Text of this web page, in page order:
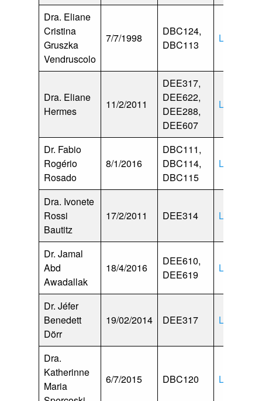
Dra. Eliane
Cristina
Gruszka
Vendruscolo
7/7/1998
DBC124,
DBC113
Lattes
Dra. Eliane
Hermes
11/2/2011
DEE317,
DEE622,
DEE288,
DEE607
Lattes
Dr. Fabio
Rogério
Rosado
8/1/2016
DBC111,
DBC114,
DBC115
Lattes
Dra. Ivonete
Rossi
Bautitz
17/2/2011 DEE314 Lattes
Dr. Jamal
Abd
Awadallak
18/4/2016
DEE610,
DEE619
Lattes
Dr. Jéfer
Benedett
Dörr
19/02/2014 DEE317 Lattes
Dra.
Katherinne
Maria
6/7/2015 DBC120 Lattes